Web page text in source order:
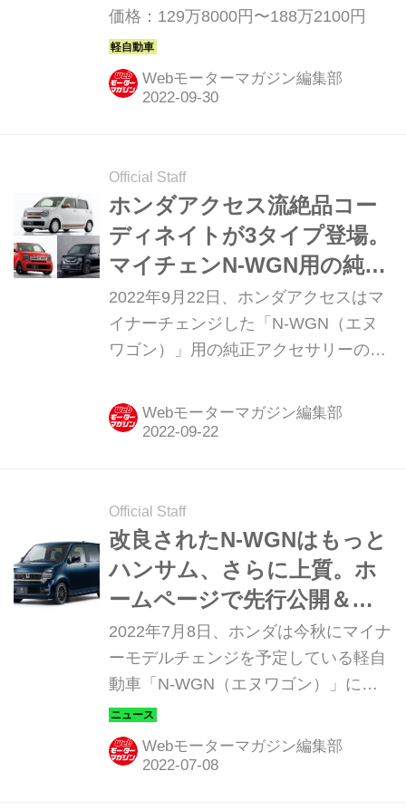
価格：129万8000円〜188万2100円
Webモーターマガジン編集部
Official Staff
ホンダアクセス流絶品コー
ディネイトが3タイプ登場。
マイチェンN-WGN用の純正
アクセサリーとして新設定
2022年9月22日、ホンダアクセスはマ
イナーチェンジした「N-WGN（エヌ
ワゴン）」用の純正アクセサリーの発
Webモーターマガジン編集部
Official Staff
改良されたN-WGNはもっと
ハンサム、さらに上質。ホ
ームページで先行公開＆今
秋正式発表予定だ
2022年7月8日、ホンダは今秋にマイナ
ーモデルチェンジを予定している軽自
動車「N-WGN（エヌワゴン）」に関
する情報を、ホームページで先行公開
した。
Webモーターマガジン編集部